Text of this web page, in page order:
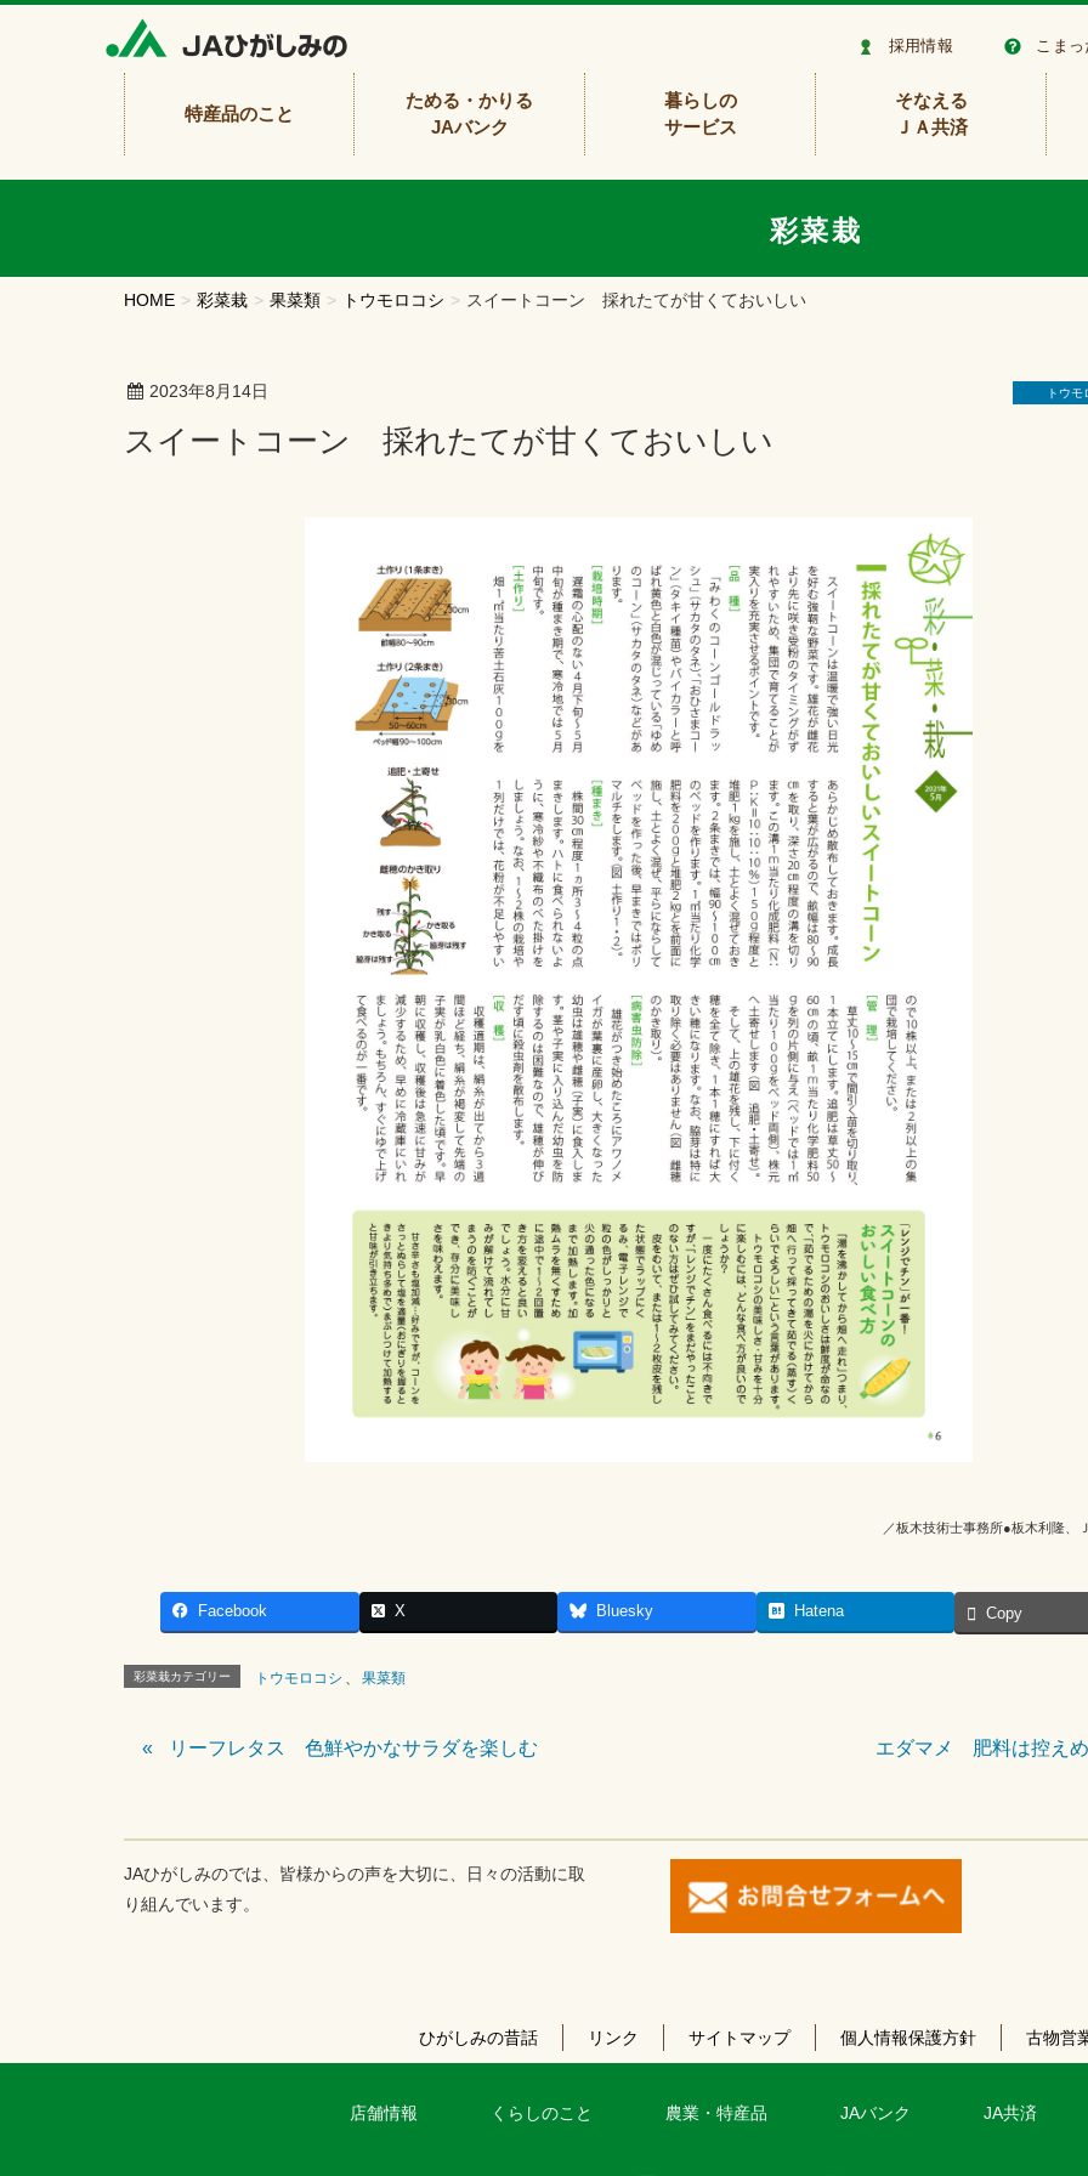
採用情報 こま
特産品のこと
ためる・かりる
JAバンク
暮らしの
サービス
そなえる
ＪＡ共済
彩菜栽
HOME 彩菜栽 果菜類 トウモロコシ スイートコーン 採れたてが甘くておいしい
2023年8月14日 トウモ
スイートコーン 採れたてが甘くておいしい
／板木技術士事務所●板木利隆、
Facebook X Bluesky Hatena Copy
彩菜栽カテゴリー トウモロコシ 、 果菜類
リーフレタス 色鮮やかなサラダを楽しむ エダマメ 肥料は控え
JAひがしみのでは、皆様からの声を大切に、日々の活動に取
り組んでいます。
ひがしみの昔話 リンク サイトマップ 個人情報保護方針 古物営
店舗情報 くらしのこと 農業・特産品 JAバンク JA共済